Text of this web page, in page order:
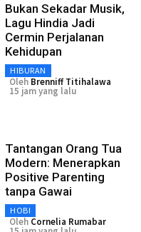
Bukan Sekadar Musik,
Lagu Hindia Jadi
Cermin Perjalanan
Kehidupan
HIBURAN
Oleh Brenniff Titihalawa
15 jam yang lalu
Tantangan Orang Tua
Modern: Menerapkan
Positive Parenting
tanpa Gawai
HOBI
Oleh Cornelia Rumabar